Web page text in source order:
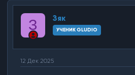
З Зяк
УЧЕНИК GLUDIO
12 Дек 2025